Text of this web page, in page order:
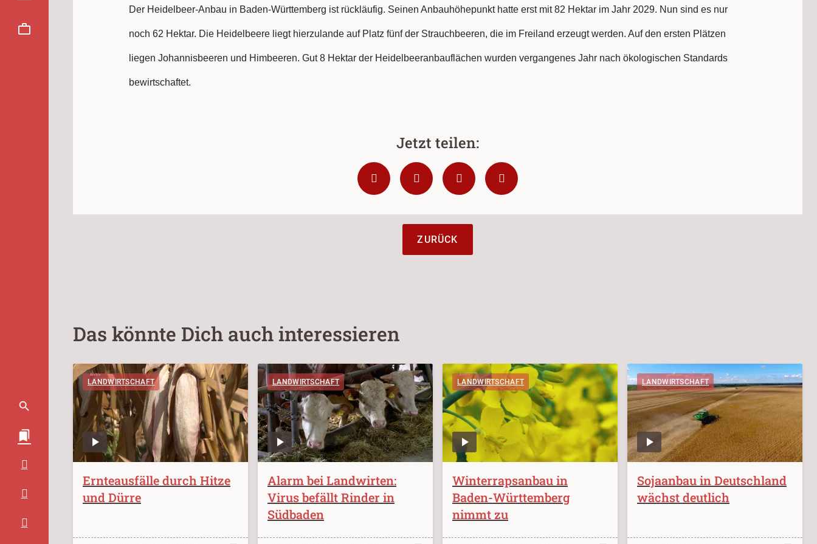
Der Heidelbeer-Anbau in Baden-Württemberg ist rückläufig. Seinen Anbauhöhepunkt hatte erst mit 82 Hektar im Jahr 2029. Nun sind es nur
noch 62 Hektar. Die Heidelbeere liegt hierzulande auf Platz fünf der Strauchbeeren, die im Freiland erzeugt werden. Auf den ersten Plätzen
liegen Johannisbeeren und Himbeeren. Gut 8 Hektar der Heidelbeeranbauflächen wurden vergangenes Jahr nach ökologischen Standards
bewirtschaftet.
ZURÜCK
Das könnte Dich auch interessieren
LANDWIRTSCHAFT
Ernteausfälle durch Hitze
und Dürre
LANDWIRTSCHAFT
Alarm bei Landwirten:
Virus befällt Rinder in
Südbaden
LANDWIRTSCHAFT
Winterrapsanbau in
Baden-Württemberg
nimmt zu
LANDWIRTSCHAFT
Sojaanbau in Deutschland
wächst deutlich